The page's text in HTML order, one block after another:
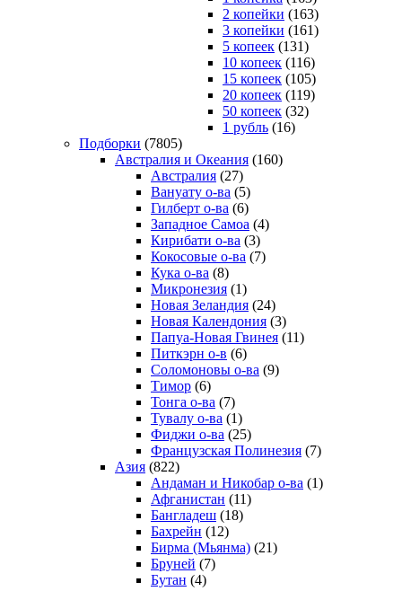
2 копейки (163)
3 копейки (161)
5 копеек (131)
10 копеек (116)
15 копеек (105)
20 копеек (119)
50 копеек (32)
1 рубль (16)
Подборки (7805)
Австралия и Океания (160)
Австралия (27)
Вануату о-ва (5)
Гилберт о-ва (6)
Западное Самоа (4)
Кирибати о-ва (3)
Кокосовые о-ва (7)
Кука о-ва (8)
Микронезия (1)
Новая Зеландия (24)
Новая Календония (3)
Папуа-Новая Гвинея (11)
Питкэрн о-в (6)
Соломоновы о-ва (9)
Тимор (6)
Тонга о-ва (7)
Тувалу о-ва (1)
Фиджи о-ва (25)
Французская Полинезия (7)
Азия (822)
Андаман и Никобар о-ва (1)
Афганистан (11)
Бангладеш (18)
Бахрейн (12)
Бирма (Мьянма) (21)
Бруней (7)
Бутан (4)